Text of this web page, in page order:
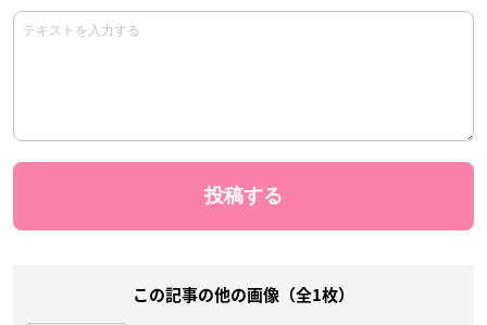
この記事の他の画像（全1枚）